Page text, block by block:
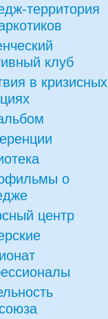
территория
клуб
в кризисных
о
центр